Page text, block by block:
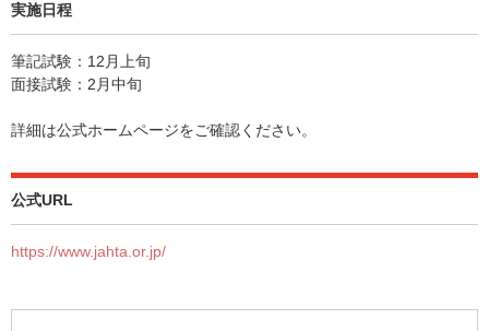
実施日程
筆記試験：12月上旬
面接試験：2月中旬
詳細は公式ホームページをご確認ください。
公式URL
https://www.jahta.or.jp/